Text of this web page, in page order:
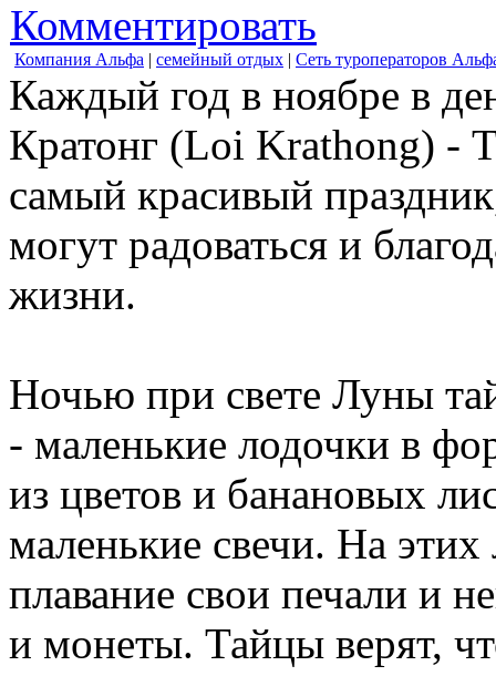
Комментировать
Компания Альфа | семейный отдых | Сеть туроператоров
Каждый год в ноябре в
Кратонг (Loi Krathong) -
самый красивый
могут радоваться и
жизни.
Ночью при свете Луны
- маленькие лодочки в
из цветов и банановых
маленькие свечи. На
плавание свои печали и
и монеты. Тайцы верят,